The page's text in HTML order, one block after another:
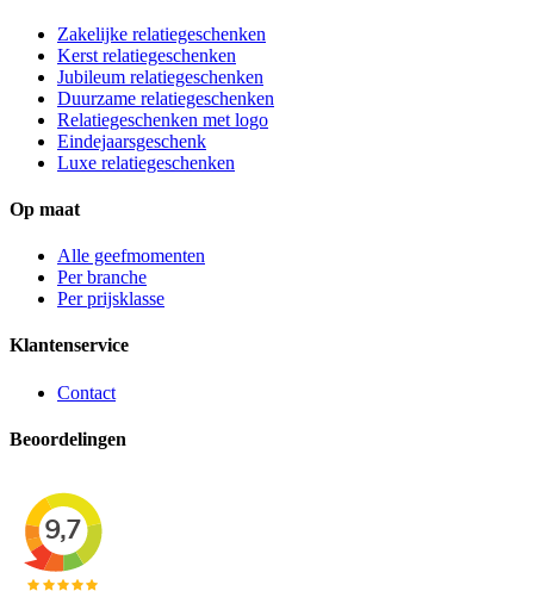
Zakelijke relatiegeschenken
Kerst relatiegeschenken
Jubileum relatiegeschenken
Duurzame relatiegeschenken
Relatiegeschenken met logo
Eindejaarsgeschenk
Luxe relatiegeschenken
Op maat
Alle geefmomenten
Per branche
Per prijsklasse
Klantenservice
Contact
Beoordelingen